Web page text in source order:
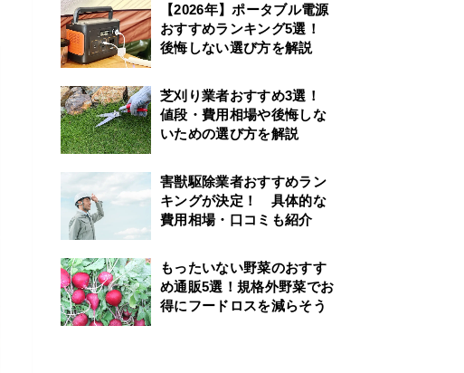
【2026年】ポータブル電源
おすすめランキング5選！
後悔しない選び方を解説
芝刈り業者おすすめ3選！
値段・費用相場や後悔しな
いための選び方を解説
害獣駆除業者おすすめラン
キングが決定！ 具体的な
費用相場・口コミも紹介
もったいない野菜のおすす
め通販5選！規格外野菜でお
得にフードロスを減らそう